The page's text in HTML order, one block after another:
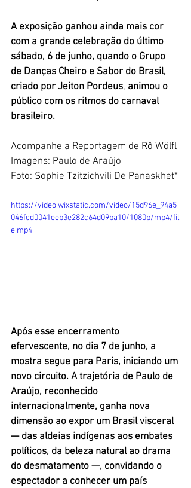
A exposição ganhou ainda mais cor
com a grande celebração do último
sábado, 6 de junho, quando o Grupo
de Danças Cheiro e Sabor do Brasil,
criado por Jeiton Pordeus, animou o
público com os ritmos do carnaval
brasileiro.
Acompanhe a Reportagem de Rô Wölfl
Imagens: Paulo de Araújo
Foto: Sophie Tzitzichvili De Panaskhet*
https://video.wixstatic.com/video/15d96e_94a5
046fcd0041eeb3e282c64d09ba10/1080p/mp4/fil
e.mp4
Após esse encerramento
efervescente, no dia 7 de junho, a
mostra segue para Paris, iniciando um
novo circuito. A trajetória de Paulo de
Araújo, reconhecido
internacionalmente, ganha nova
dimensão ao expor um Brasil visceral
— das aldeias indígenas aos embates
políticos, da beleza natural ao drama
do desmatamento —, convidando o
espectador a conhecer um país